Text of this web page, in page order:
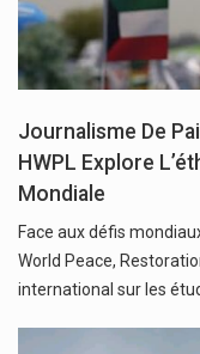
Journalisme De
HWPL Explore
Mondiale
Face aux défis
World Peace,
international sur les